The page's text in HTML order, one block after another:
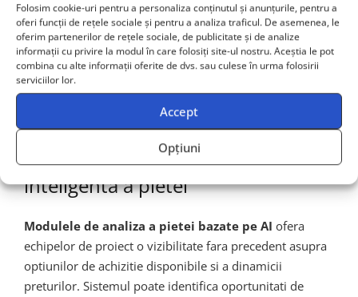
Folosim cookie-uri pentru a personaliza conținutul și anunțurile, pentru a
oferi funcții de rețele sociale și pentru a analiza traficul. De asemenea, le
oferim partenerilor de rețele sociale, de publicitate și de analize
informații cu privire la modul în care folosiți site-ul nostru. Aceștia le pot
combina cu alte informații oferite de dvs. sau culese în urma folosirii
serviciilor lor.
Accept
Opțiuni
de clarificari (RFI – Request for Information)primite
de la antreprenori in faza de executie, in reducerea
disputelor contractuale si in diminuarea probabilitatii de
aparitie a lucrarilor suplimentare neprevazute. Este o
investitie in calitate care se amortizeaza rapid prin
economiile generate in fazele ulterioare ale proiectului.
Optimizarea costurilor prin analiza
inteligenta a pietei
Modulele de analiza a pietei bazate pe AI ofera
echipelor de proiect o vizibilitate fara precedent asupra
optiunilor de achizitie disponibile si a dinamicii
preturilor. Sistemul poate identifica oportunitati de